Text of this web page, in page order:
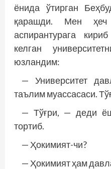
ёнида ўтирган
қарашди. Мен ҳеч
аспирантурага
келган
юзландим:
— Университет
таълим муассасаси.
— Тўғри, — деди
тортиб.
— Ҳокимият-чи?
— Ҳокимият ҳам